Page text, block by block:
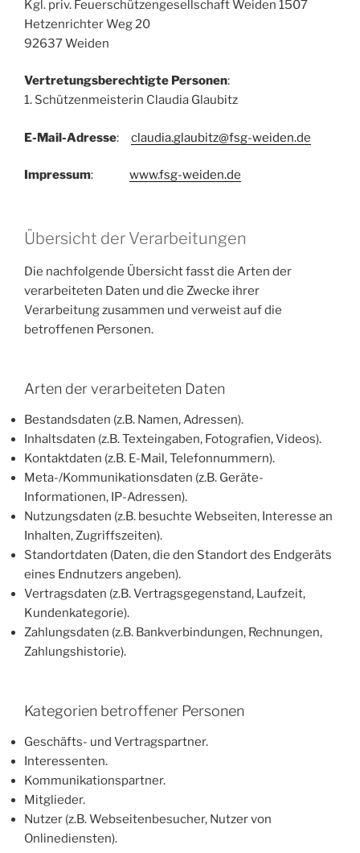
Kgl. priv. Feuerschützengesellschaft Weiden 1507
Hetzenrichter Weg 20
92637 Weiden
Vertretungsberechtigte Personen:
1. Schützenmeisterin Claudia Glaubitz
E-Mail-Adresse: claudia.glaubitz@fsg-weiden.de
Impressum: www.fsg-weiden.de
Übersicht der Verarbeitungen
Die nachfolgende Übersicht fasst die Arten der
verarbeiteten Daten und die Zwecke ihrer
Verarbeitung zusammen und verweist auf die
betroffenen Personen.
Arten der verarbeiteten Daten
Bestandsdaten (z.B. Namen, Adressen).
Inhaltsdaten (z.B. Texteingaben, Fotografien, Videos).
Kontaktdaten (z.B. E-Mail, Telefonnummern).
Meta-/Kommunikationsdaten (z.B. Geräte-
Informationen, IP-Adressen).
Nutzungsdaten (z.B. besuchte Webseiten, Interesse an
Inhalten, Zugriffszeiten).
Standortdaten (Daten, die den Standort des Endgeräts
eines Endnutzers angeben).
Vertragsdaten (z.B. Vertragsgegenstand, Laufzeit,
Kundenkategorie).
Zahlungsdaten (z.B. Bankverbindungen, Rechnungen,
Zahlungshistorie).
Kategorien betroffener Personen
Geschäfts- und Vertragspartner.
Interessenten.
Kommunikationspartner.
Mitglieder.
Nutzer (z.B. Webseitenbesucher, Nutzer von
Onlinediensten).